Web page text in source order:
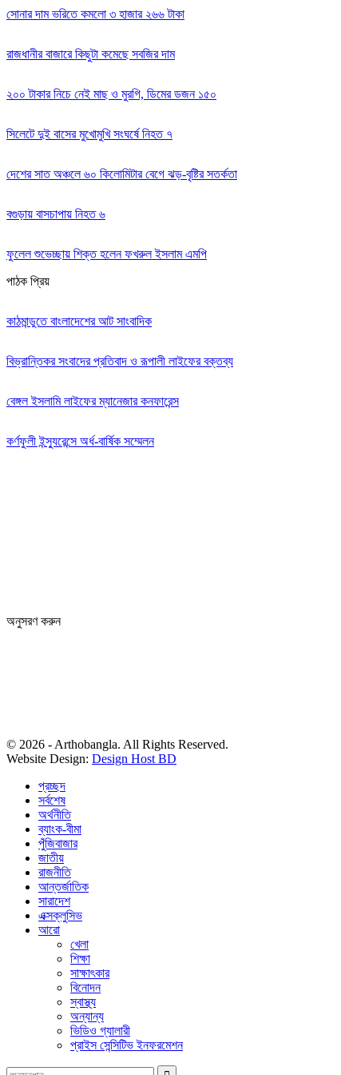
সোনার দাম ভরিতে কমলো ৩ হাজার ২৬৬ টাকা
রাজধানীর বাজারে কিছুটা কমেছে সবজির দাম
২০০ টাকার নিচে নেই মাছ ও মুরগি, ডিমের ডজন ১৫০
সিলেটে দুই বাসের মুখোমুখি সংঘর্ষে নিহত ৭
দেশের সাত অঞ্চলে ৬০ কিলোমিটার বেগে ঝড়-বৃষ্টির সতর্কতা
বগুড়ায় বাসচাপায় নিহত ৬
ফুলেল শুভেচ্ছায় শিক্ত হলেন ফখরুল ইসলাম এমপি
পাঠক প্রিয়
কাঠমান্ডুতে বাংলাদেশের আট সাংবাদিক
বিভ্রান্তিকর সংবাদের প্রতিবাদ ও রূপালী লাইফের বক্তব্য
বেঙ্গল ইসলামি লাইফের ম্যানেজার কনফারেন্স
কর্ণফুলী ইন্স্যুরেন্সে অর্ধ-বার্ষিক সম্মেলন
অনুসরণ করুন
© 2026 - Arthobangla. All Rights Reserved.
Website Design: Design Host BD
প্রচ্ছদ
সর্বশেষ
অর্থনীতি
ব্যাংক-বীমা
পুঁজিবাজার
জাতীয়
রাজনীতি
আন্তর্জাতিক
সারাদেশ
এক্সক্লুসিভ
আরো
খেলা
শিক্ষা
সাক্ষাৎকার
বিনোদন
স্বাস্থ্য
অন্যান্য
ভিডিও গ্যালারী
প্রাইস সেন্সিটিভ ইনফরমেশন